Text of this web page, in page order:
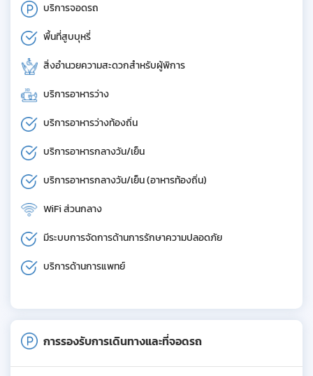
บริการจอดรถ
พื้นที่สูบบุหรี่
สิ่งอำนวยความสะดวกสำหรับผู้พิการ
บริการอาหารว่าง
บริการอาหารว่างท้องถิ่น
บริการอาหารกลางวัน/เย็น
บริการอาหารกลางวัน/เย็น (อาหารท้องถิ่น)
WiFi ส่วนกลาง
มีระบบการจัดการด้านการรักษาความปลอดภัย
บริการด้านการแพทย์
การรองรับการเดินทางและที่จอดรถ